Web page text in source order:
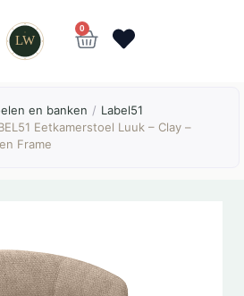
LW
0
en banken / Label51
Eetkamerstoel Luuk – Clay –
Frame